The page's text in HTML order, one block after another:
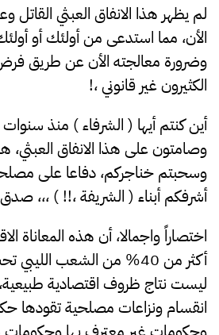
لم يظهر هذا الانفاق العبثي القاتل
الأن، مما استدعى من أولئك أو
وضرورة معالجته الأن عن طريق
الكثيرون غير قانوني ،!
أين كنتم أيها ( الشرفاء ) منذ
وصامتون على هذا الانفاق
وسحبتم خناجركم، دفاعا على
أشرفكم أبناء ( الشريفة ،!! ) ،،،
اختصاراً واجمالا، أن هذه المعاناة
أكثر من 40% من الشعب
ليست نتاج ظروف اقتصادية
انقسام ونزاعات مصلحية تقودها